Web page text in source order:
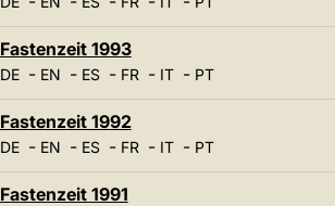
Fastenzeit 1993
DE- EN - ES- FR- IT- PT
Fastenzeit 1992
DE- EN - ES- FR- IT- PT
Fastenzeit 1991